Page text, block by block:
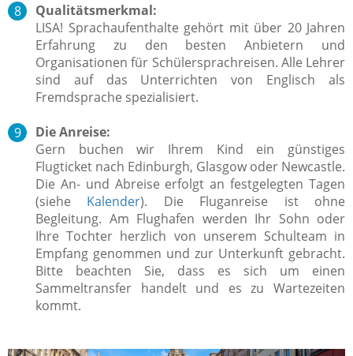
Qualitätsmerkmal:
LISA! Sprachaufenthalte gehört mit über 20 Jahren
Erfahrung zu den besten Anbietern und
Organisationen für Schülersprachreisen. Alle Lehrer
sind auf das Unterrichten von Englisch als
Fremdsprache spezialisiert.
Die Anreise:
Gern buchen wir Ihrem Kind ein günstiges
Flugticket nach Edinburgh, Glasgow oder Newcastle.
Die An- und Abreise erfolgt an festgelegten Tagen
(siehe Kalender). Die Fluganreise ist ohne
Begleitung. Am Flughafen werden Ihr Sohn oder
Ihre Tochter herzlich von unserem Schulteam in
Empfang genommen und zur Unterkunft gebracht.
Bitte beachten Sie, dass es sich um einen
Sammeltransfer handelt und es zu Wartezeiten
kommt.